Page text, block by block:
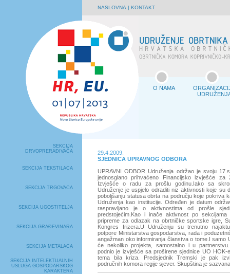
NASLOVNA | KONTAKT
O NAMA
SEKCIJA
DRVOPRERAĐIVAČA
SEKCIJA TEKSTILACA
SEKCIJA TRGOVACA
SEKCIJA UGOSTITELJA
SEKCIJA GRAĐEVINARA
SEKCIJA METALACA
SEKCIJA INTELEKTUALNIH
USLUGA GOSPODARSKOG
KARAKTERA
29.4.2009.
SJEDNICA UPRAVNOG ODBORA
UPRAVNI ODBOR Udruženja održao je svoju
jednosglano prihvaćeno Financijsko izvješće za
Izvješće o radu za prošlu godinu.Iako sa
Udruženje je uspjelo odraditi niz aktivnosti koje su
poboljšanju statusa obrta na području koje pokriva
Udruženja kao institucije. Određen je datum
raspravljano je o aktivnostima od prošle
predstojećim.Kao i inače aktivnost po
pripreme za odlazak na obrtničke sportske igre,
Kongres frizera.U Udruženju su trenutno
potpore Ministarstva gospodarstva, rada i
angažman oko informiranja članstva o tome.I samo
će nekoliko projekta, samostalno i u
podnio je izvješće sa proširene sjednice UO HOK-
tema bila kriza. Predsjednik Tremski je pak
područnih komora regije sjever. Skupština je